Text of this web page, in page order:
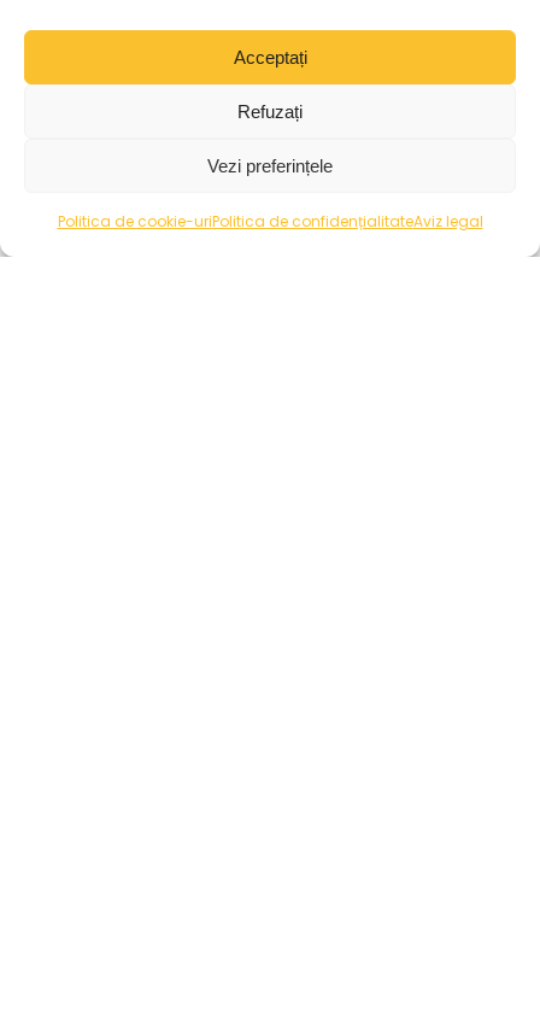
Acceptați
Refuzați
Vezi preferințele
Politica de cookie-uriPolitica de confidențialitateAviz legal